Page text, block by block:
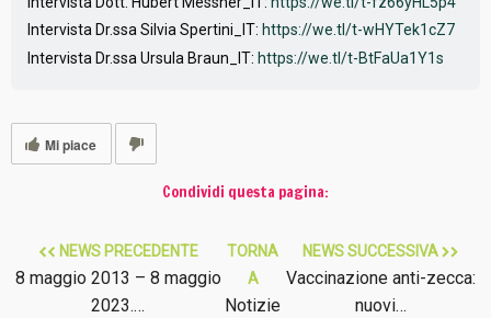
Intervista Dr.ssa Silvia Spertini_IT: https://we.tl/t-wHYTek1cZ7
Intervista Dr.ssa Ursula Braun_IT: https://we.tl/t-BtFaUa1Y1s
Mi piace
Condividi questa pagina:
NEWS PRECEDENTE
8 maggio 2013 – 8 maggio
2023.…
TORNA
A
Notizie
NEWS SUCCESSIVA
Vaccinazione anti-zecca:
nuovi…